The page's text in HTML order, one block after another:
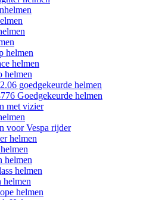
helmen
helmen
helmen
goedgekeurde helmen
Goedgekeurde helmen
met vizier
voor Vespa rijder
helmen
helmen
helmen
helmen
helmen